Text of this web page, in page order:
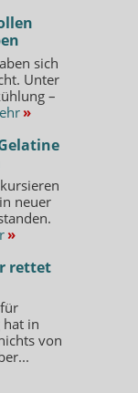
sich
Unter
–
»
neuer
»
rettet
hat in
von